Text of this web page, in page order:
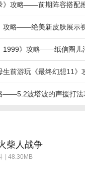
》攻略——前期阵容搭配
攻略——绝美新皮肤展示
1999》攻略——纸信圈儿
——5.2波塔波的声援打法
柴人战争
| 48.30MB